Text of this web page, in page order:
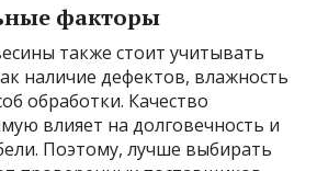
факторы
также стоит учитывать
наличие дефектов, влажность
обработки. Качество
влияет на долговечность и
Поэтому, лучше выбирать